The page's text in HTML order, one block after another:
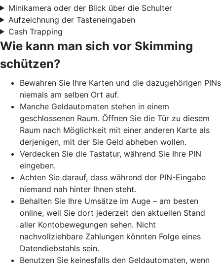
Minikamera oder der Blick über die Schulter
Aufzeichnung der Tasteneingaben
Cash Trapping
Wie kann man sich vor Skimming
schützen?
Bewahren Sie Ihre Karten und die dazugehörigen PINs
niemals am selben Ort auf.
Manche Geldautomaten stehen in einem
geschlossenen Raum. Öffnen Sie die Tür zu diesem
Raum nach Möglichkeit mit einer anderen Karte als
derjenigen, mit der Sie Geld abheben wollen.
Verdecken Sie die Tastatur, während Sie Ihre PIN
eingeben.
Achten Sie darauf, dass während der PIN-Eingabe
niemand nah hinter Ihnen steht.
Behalten Sie Ihre Umsätze im Auge – am besten
online, weil Sie dort jederzeit den aktuellen Stand
aller Kontobewegungen sehen. Nicht
nachvollziehbare Zahlungen könnten Folge eines
Datendiebstahls sein.
Benutzen Sie keinesfalls den Geldautomaten, wenn